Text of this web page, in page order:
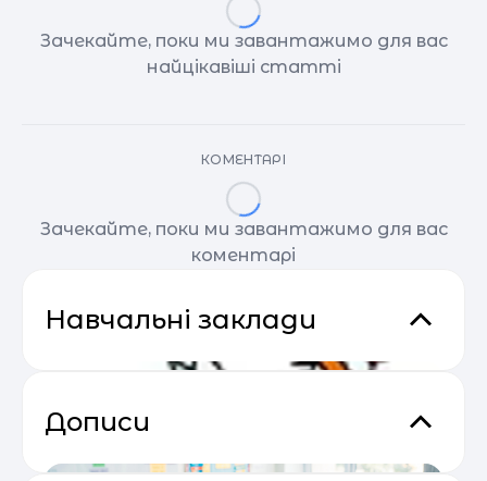
Зачекайте, поки ми завантажимо для вас
найцікавіші статті
КОМЕНТАРІ
Зачекайте, поки ми завантажимо для вас
коментарі
Навчальні заклади
Дописи